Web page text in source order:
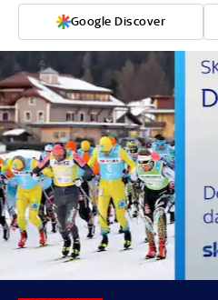
Google Discover